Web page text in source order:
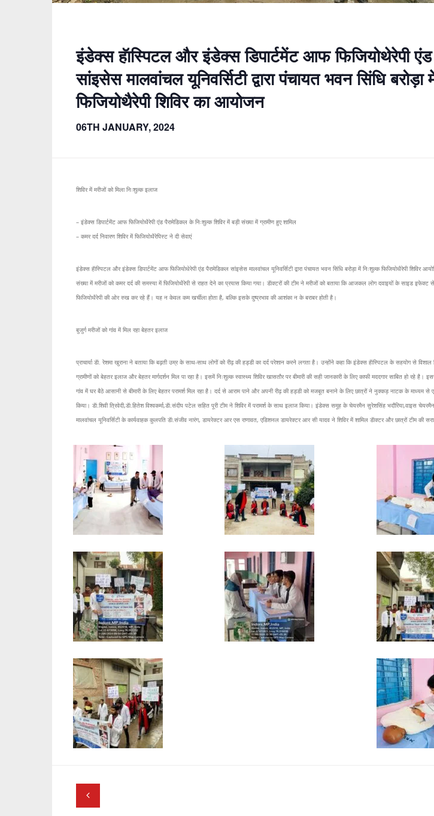
इंडेक्स हॅास्पिटल और इंडेक्स डिपार्टमेंट आफ फिजियोथेरेपी
सांइसेस मालवांचल यूनिवर्सिटी द्वारा पंचायत भवन सिंधि
फिजियोथैरेपी शिविर का आयोजन
06TH JANUARY, 2024
शिविर में मरीजों को मिला निःशुल्क इलाज
– इंडेक्स डिपार्टमेंट आफ फिजियोथैरेपी एंड पैरामेडिकल के निःशुल्क शिविर में बड़ी संख्या में ग्रामीण हुए शामिल
– कमर दर्द निवारण शिविर में फिजियोथैरेपिस्ट ने दी सेवाएं
इंडेक्स हॅास्पिटल और इंडेक्स डिपार्टमेंट आफ फिजियोथेरेपी एंड पैरामेडिकल सांइसेस मालवांचल यूनिवर्सिटी द्वारा पंचायत भवन सिंधि बरोड़ा में निःशुल्क फिजियोथैरेपी शिविर
संख्या में मरीजों को कमर दर्द की समस्या में फिजियोथैरेपी से राहत देने का प्रयास किया गया। डॅाक्टरों की टीम ने मरीजों को बताया कि आजकल लोग दवाइयों के साइड
फिजियोथैरेपी की ओर रुख कर रहे हैं। यह न केवल कम खर्चीला होता है, बल्कि इसके दुष्प्रभाव की आशंका न के बराबर होती है।
बुजुर्ग मरीजों को गांव में मिल रहा बेहतर इलाज
प्राचार्या डॅा. रेशमा खुराना ने बताया कि बढ़ती उम्र के साथ-साथ लोगों को रीढ़ की हड्डी का दर्द परेशान करने लगता है। उन्होंने कहा कि इंडेक्स हॅास्पिटल के सहयोग से विशाल
ग्रामीणों को बेहतर इलाज और बेहतर मार्गदर्शन मिल पा रहा है। इसमें निःशुल्क स्वास्थ्य शिविर खासतौर पर बीमारी की सही जानकारी के लिए काफी मददगार साबित हो रहे है।
गांव में घर बैठे आसानी से बीमारी के लिए बेहतर परामर्श मिल रहा है। दर्द से आराम पाने और अपनी रीढ़ की हड्डी को मजबूत बनाने के लिए छात्रों ने नुक्कड़ नाटक के माध्यम से
किया। डॅा.शिवी त्रिवेदी,डॅा.हितेश विश्वकर्मा,डॅा.संदीप पटेल सहित पूरी टीम ने शिविर में परामर्श के साथ इलाज किया। इंडेक्स समूह के चेयरमैन सुरेशसिंह भदौरिया,वाइस
मालवांचल यूनिवर्सिटी के कार्यवाहक कुलपति डॅा.संजीव नारंग, डायरेक्टर आर एस राणावत, एडिशनल डायरेक्टर आर सी यादव ने शिविर में शामिल डॅाक्टर और छात्रों टीम की